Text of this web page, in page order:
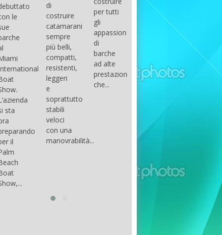
le
sta
il
di
costruire
catamarani
sempre
più belli,
compatti,
resistenti,
leggeri
e
soprattutto
stabili
veloci
con una
manovrabilità...
per tutti
gli
appassionati
di
barche
ad alte
prestazioni,
che...
to be
occur.
The
correct
parts of
the
group.